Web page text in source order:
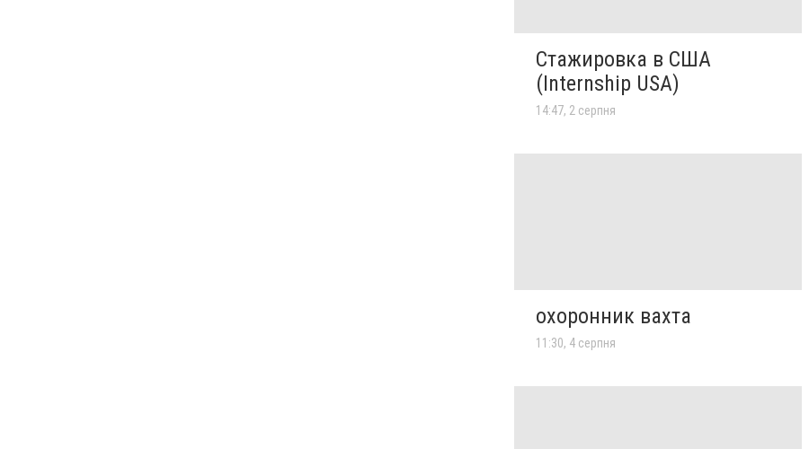
Стажировка в США
(Internship USA)
14:47, 2 серпня
охоронник вахта
11:30, 4 серпня